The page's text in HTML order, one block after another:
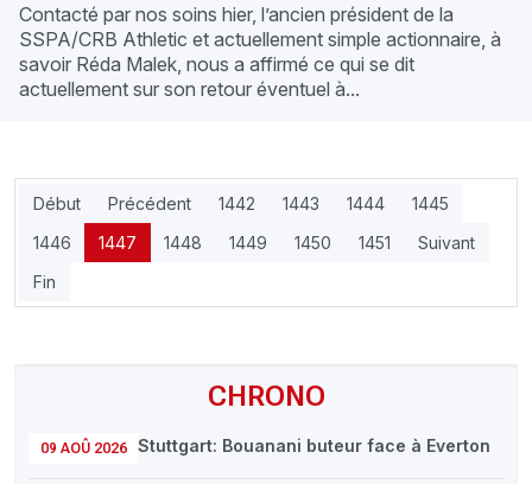
CHRONO
09 AOÛ 2026 Stuttgart: Bouanani buteur face à Everton
Contacté par nos soins hier, l’ancien président de la
SSPA/CRB Athletic et actuellement simple actionnaire, à
savoir Réda Malek, nous a affirmé ce qui se dit
actuellement sur son retour éventuel à...
Début Précédent 1442 1443 1444
1445
1446
1447 1448 1449 1450 1451
Suivant
Fin